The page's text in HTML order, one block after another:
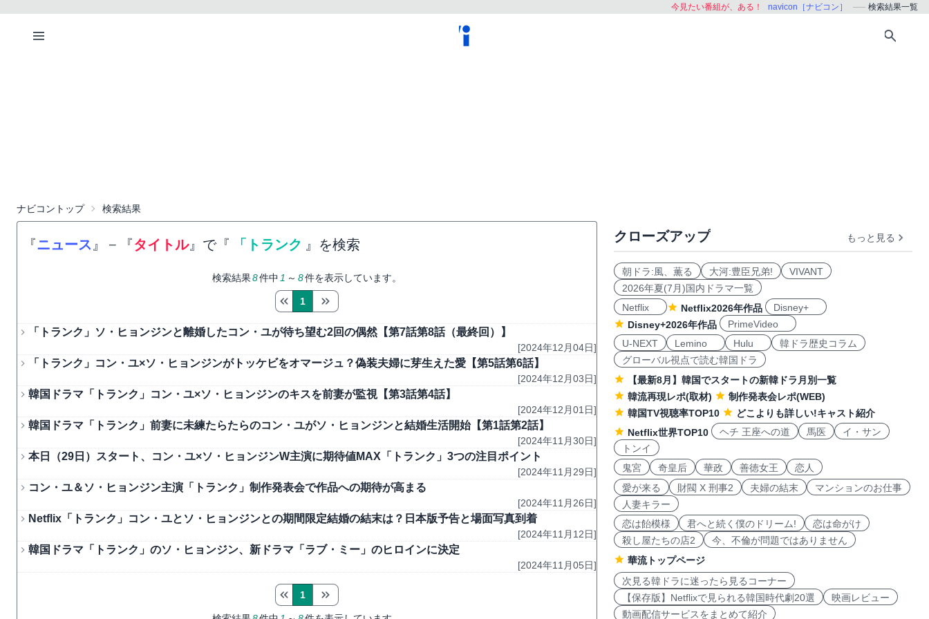
今見たい番組が、ある！ navicon［ナビコン］ 検索結果一覧
ナビコントップ 検索結果
『ニュース 』 − 『タイトル』で『 「トランク 』を検索
検索結果8件中 1 ～ 8件を表示しています。
1
「トランク」ソ・ヒョンジンと離婚したコン・ユが待ち望む2回の偶然【第7話第8話（最終回）】
[2024年12月04日]
「トランク」コン・ユ×ソ・ヒョンジンがトッケビをオマージュ？偽装夫婦に芽生えた愛【第5話第6話】
[2024年12月03日]
韓国ドラマ「トランク」コン・ユ×ソ・ヒョンジンのキスを前妻が監視【第3話第4話】
[2024年12月01日]
韓国ドラマ「トランク」前妻に未練たらたらのコン・ユがソ・ヒョンジンと結婚生活開始【第1話第2話】
[2024年11月30日]
本日（29日）スタート、コン・ユ×ソ・ヒョンジンW主演に期待値MAX「トランク」3つの注目ポイント
[2024年11月29日]
コン・ユ＆ソ・ヒョンジン主演「トランク」制作発表会で作品への期待が高まる
[2024年11月26日]
Netflix「トランク」コン・ユとソ・ヒョンジンとの期間限定結婚の結末は？日本版予告と場面写真到着
[2024年11月12日]
韓国ドラマ「トランク」のソ・ヒョンジン、新ドラマ「ラブ・ミー」のヒロインに決定
[2024年11月05日]
1
クローズアップ もっと見る
朝ドラ:風、薫る 大河:豊臣兄弟!
VIVANT
2026年夏(7月)国内ドラマ一覧
Netflix
Netflix2026年作品
Disney+
Disney+2026年作品
PrimeVideo
U-NEXT
Lemino Hulu
韓ドラ歴史コラム
グローバル視点で読む韓国ドラ
【最新8月】韓国でスタートの新韓ドラ月別一覧
韓流再現レポ(取材)
制作発表会レポ(WEB)
韓国TV視聴率TOP10
どこよりも詳しい!キャスト紹介
Netflix世界TOP10
ヘチ 王座への道 馬医
イ・サン
トンイ
鬼宮
奇皇后 華政 善徳女王
恋人
愛が来る
財閥 X 刑事2 夫婦の結末
マンションのお仕事
人妻キラー
恋は飴模様
君へと続く僕のドリーム!
恋は命がけ
殺し屋たちの店2
今、不倫が問題ではありません
華流トップページ
次見る韓ドラに迷ったら見るコーナー
【保存版】Netflixで見られる韓国時代劇20選
映画レビュー
動画配信サービスをまとめて紹介